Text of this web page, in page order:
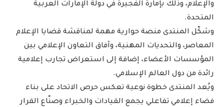
والإعلام، وذلك بإمارة الفجيرة في دولة الإمارات العربية
المتحدة.
وشكّل المنتدى منصة حوارية مهمة لمناقشة قضايا الإعلام
المعاصر، والتحديات المهنية، وآفاق التعاون الإعلامي بين
المؤسسات الأعضاء، إضافة إلى استعراض تجارب إعلامية
رائدة من دول العالم الإسلامي.
ويُعد المنتدى خطوة نوعية تعكس حرص الاتحاد على بناء
فضاء إعلامي تفاعلي يجمع القيادات والخبراء وصنّاع القرار